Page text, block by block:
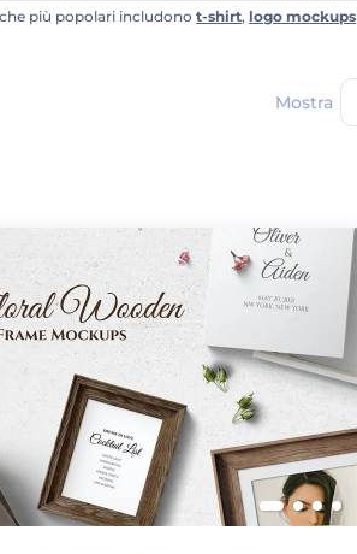
più popolari includonot-shirt, logo mockups
Mostra